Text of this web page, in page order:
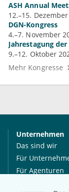
ASH Annual
12.–15.
DGN-Kongress
4.–7. November
Jahrestagung der
9.–12. Oktober
Mehr Kongresse
Unternehmen
Das sind wir
Für
Für Agenturen